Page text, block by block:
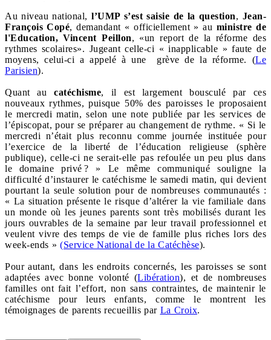
Au niveau national, l’UMP s’est saisie de la question, Jean-
François Copé, demandant « officiellement » au ministre de
l'Education, Vincent Peillon, «un report de la réforme des
rythmes scolaires». Jugeant celle-ci « inapplicable » faute de
moyens, celui-ci a appelé à une grève de la réforme. (Le
Parisien).
Quant aucatéchisme, il est largement bousculé par ces
nouveaux rythmes, puisque 50% des paroisses le proposaient
le mercredi matin, selon une note publiée par les services de
l’épiscopat, pour se préparer au changement de rythme. « Si le
mercredi n’était plus reconnu comme journée instituée pour
l’exercice de la liberté de l’éducation religieuse (sphère
publique), celle‐ci ne serait‐elle pas refoulée un peu plus dans
le domaine privé ? » Le même communiqué souligne la
difficulté d’instaurer le catéchisme le samedi matin, qui devient
pourtant la seule solution pour de nombreuses communautés :
« La situation présente le risque d’altérer la vie familiale dans
un monde où les jeunes parents sont très mobilisés durant les
jours ouvrables de la semaine par leur travail professionnel et
veulent vivre des temps de vie de famille plus riches lors des
week‐ends » (Service National de la Catéchèse).
Pour autant, dans les endroits concernés, les paroisses se sont
adaptées avec bonne volonté (Libération), et de nombreuses
familles ont fait l’effort, non sans contraintes, de maintenir le
catéchisme pour leurs enfants, comme le montrent les
témoignages de parents recueillis par La Croix.